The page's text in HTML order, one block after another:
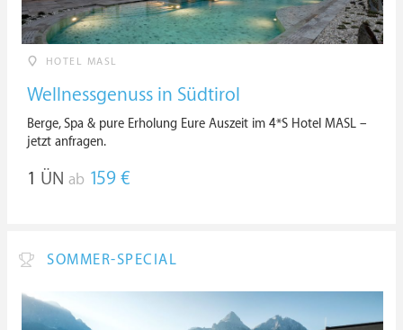
HOTEL MASL
Wellnessgenuss in Südtirol
Berge, Spa & pure Erholung Eure Auszeit im 4*S Hotel MASL –
jetzt anfragen.
1 ÜN ab 159 €
SOMMER-SPECIAL